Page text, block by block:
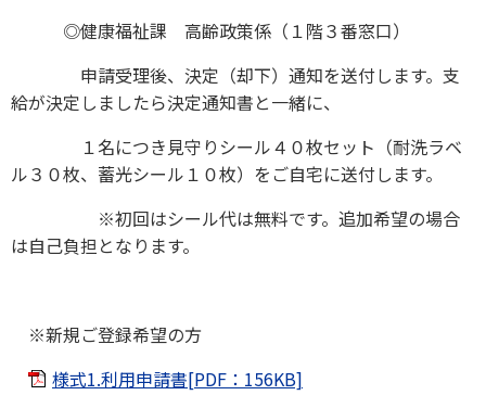
◎健康福祉課 高齢政策係（１階３番窓口）
申請受理後、決定（却下）通知を送付します。支
給が決定しましたら決定通知書と一緒に、
１名につき見守りシール４０枚セット（耐洗ラベ
ル３０枚、蓄光シール１０枚）をご自宅に送付します。
※初回はシール代は無料です。追加希望の場合
は自己負担となります。
※新規ご登録希望の方
様式1.利用申請書[PDF：156KB]